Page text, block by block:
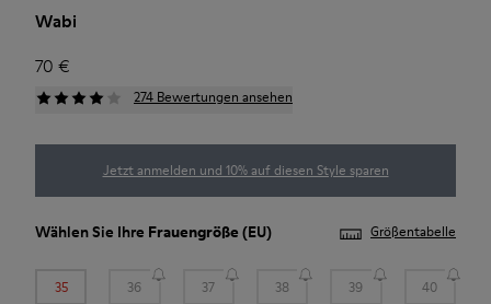
Wabi
70 €
274 Bewertungen ansehen
Jetzt anmelden und 10% auf diesen Style sparen
Wählen Sie Ihre Frauengröße (EU) Größentabelle
35 36 37 38 39 40